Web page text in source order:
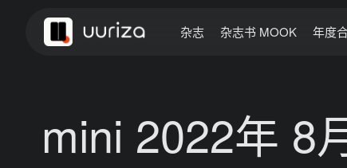
杂志 杂志书 MOOK 年度
mini 2022年 8